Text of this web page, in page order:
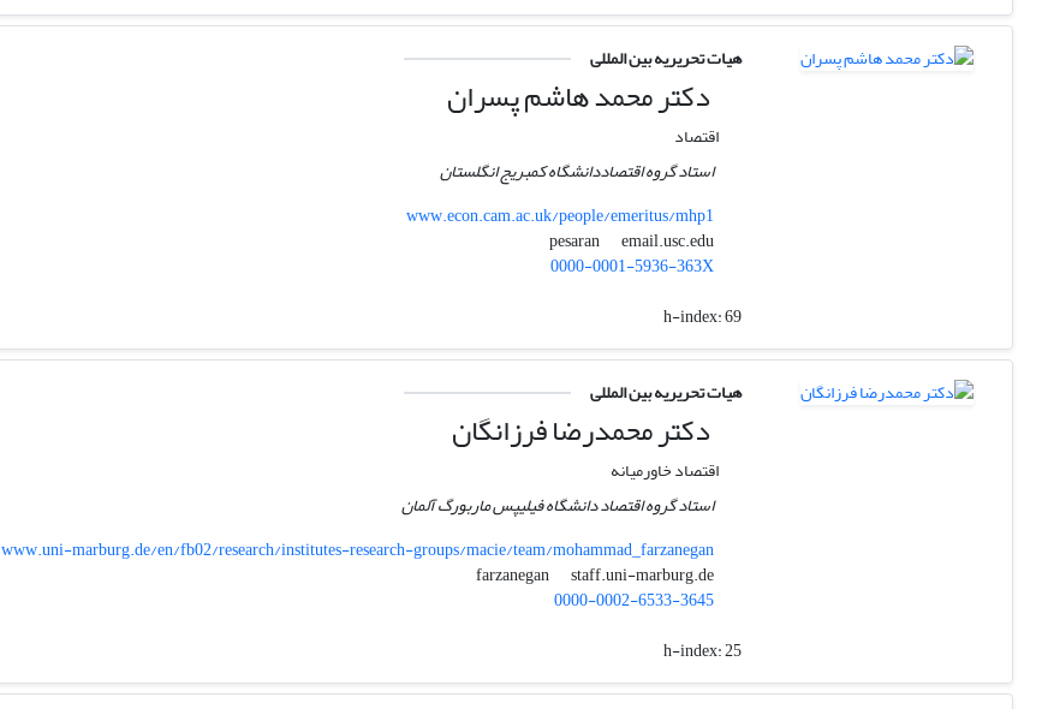
هیات تحریریه بین المللی
دکتر محمد هاشم پسران
اقتصاد
استاد گروه اقتصاددانشگاه کمبریج انگلستان
www.econ.cam.ac.uk/people/emeritus/mhp1
pesaran
email.usc.edu
0000-0001-5936-363X
h-index:69
هیات تحریریه بین المللی
دکتر محمدرضا فرزانگان
اقتصاد خاورمیانه
استاد گروه اقتصاد دانشگاه فیلیپس ماربورگ آلمان
www.uni-marburg.de/en/fb02/research/institutes-research-groups/macie/team/mohammad_farzanegan
farzanegan
staff.uni-marburg.de
0000-0002-6533-3645
h-index:25